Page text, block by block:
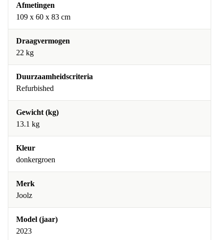
Afmetingen
109 x 60 x 83 cm
Draagvermogen
22 kg
Duurzaamheidscriteria
Refurbished
Gewicht (kg)
13.1 kg
Kleur
donkergroen
Merk
Joolz
Model (jaar)
2023